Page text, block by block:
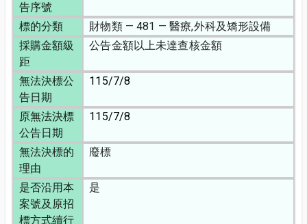
告序號
標的分類
財物類 — 481 — 醫療,外科及矯形設備
採購金額級
距
公告金額以上未達查核金額
無法決標公
告日期
115/7/8
原無法決標
公告日期
115/7/8
無法決標的
理由
廢標
是否沿用本
案號及原招
標方式續行
是